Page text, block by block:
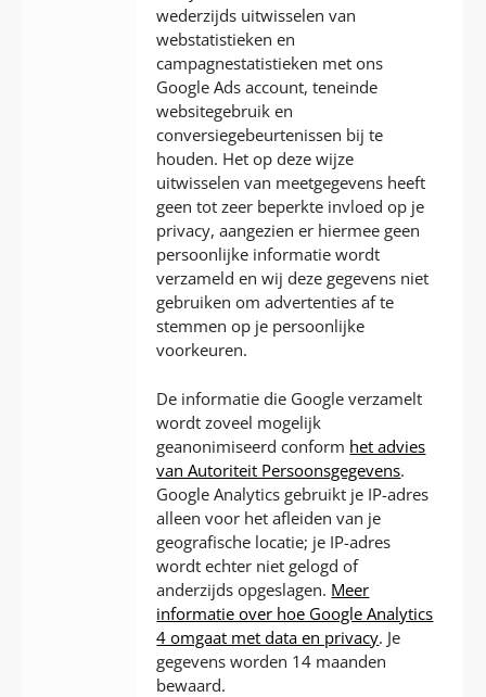
wederzijds uitwisselen van
webstatistieken en
campagnestatistieken met ons
Google Ads account, teneinde
websitegebruik en
conversiegebeurtenissen bij te
houden. Het op deze wijze
uitwisselen van meetgegevens heeft
geen tot zeer beperkte invloed op je
privacy, aangezien er hiermee geen
persoonlijke informatie wordt
verzameld en wij deze gegevens niet
gebruiken om advertenties af te
stemmen op je persoonlijke
voorkeuren.
De informatie die Google verzamelt
wordt zoveel mogelijk
geanonimiseerd conform het advies
van Autoriteit Persoonsgegevens.
Google Analytics gebruikt je IP-adres
alleen voor het afleiden van je
geografische locatie; je IP-adres
wordt echter niet gelogd of
anderzijds opgeslagen. Meer
informatie over hoe Google Analytics
4 omgaat met data en privacy. Je
gegevens worden 14 maanden
bewaard.